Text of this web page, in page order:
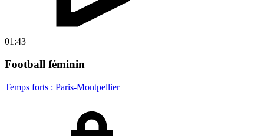
01:43
Football féminin
Temps forts : Paris-Montpellier